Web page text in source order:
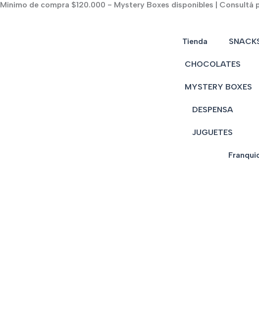
Ir
Minimo de compra $120.000 - Mystery Boxes disponibles |
Tienda
CHOCOLATES
MYSTERY BOXES
DESPENSA
JUGUETES